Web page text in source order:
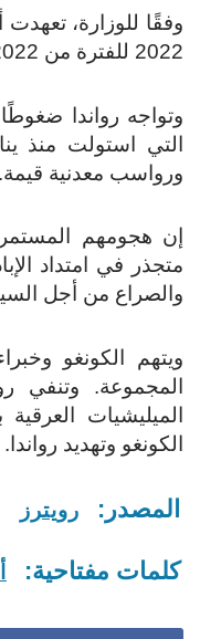
2022 للفترة من 2022 إلى 2024.
التي استولت منذ
ورواسب معدنية قيمة.
إن هجومهم
والصراع من أجل
ويتهم الكونغو
المجموعة. وتنفي
الميليشيات
الكونغو وتهديد رواندا.
المصدر: رويترز
كلمات مفتاحية: